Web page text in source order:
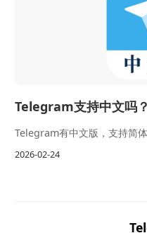
Telegram支持中文吗？
Telegram有中文版，支持简
2026-02-24